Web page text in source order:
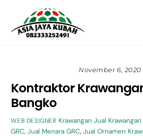
content
November 6, 2020
Kontraktor
Bangko
WEB DESIGNER Krawangan Jual Krawangan
GRC,Jual Menara GRC,Jual Ornamen